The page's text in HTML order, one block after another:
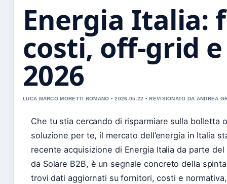
Energia Italia:
costi, off-grid
2026
LUCA MARCO MORETTI ROMANO • 2026-05-22 • REVISIONATO DA ANDREA
Che tu stia cercando di risparmiare sulla bolletta
soluzione per te, il mercato dell’energia in Italia
recente acquisizione di Energia Italia da parte
da Solare B2B, è un segnale concreto della
trovi dati aggiornati su fornitori, costi e